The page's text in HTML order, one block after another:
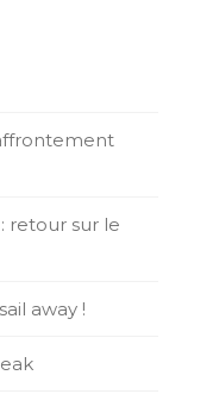
retour sur le
away !